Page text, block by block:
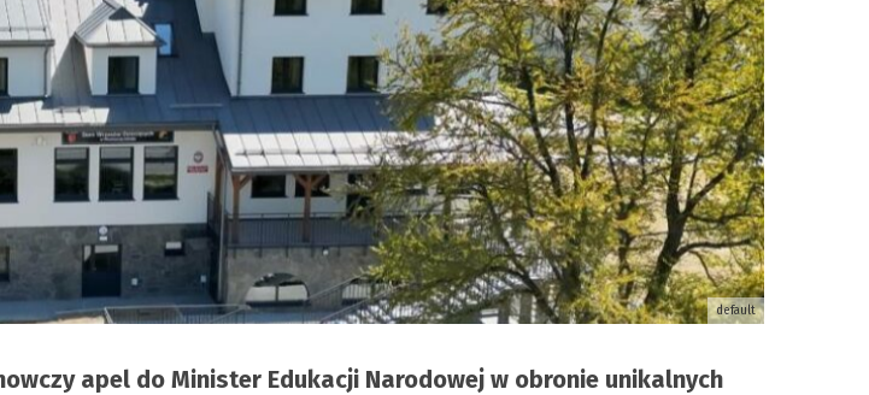
default
apel do Minister Edukacji Narodowej w obronie unikalnych